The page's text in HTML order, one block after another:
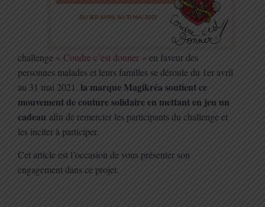
challenge « Coudre c’est donner » en faveur des
personnes malades et leurs familles se déroule du 1er avril
au 31 mai 2021. la marque Magikréasoutient ce
mouvement de couture solidaire en mettant en jeu un
cadeau afin de remercier les participants du challenge et
les inciter à participer.
Cet article est l’occasion de vous présenter son
engagement dans ce projet.